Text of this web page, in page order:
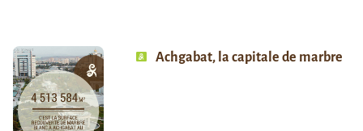
Achgabat, la capitale de marbre